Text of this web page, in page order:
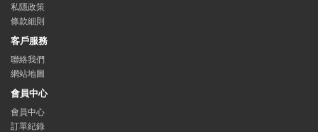
私隱政策
條款細則
客戶服務
聯絡我們
網站地圖
會員中心
會員中心
訂單紀錄